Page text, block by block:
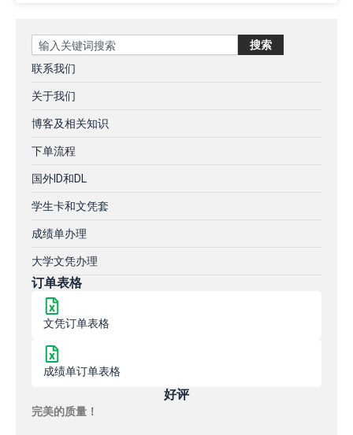
Search 搜索
联系我们
关于我们
博客及相关知识
下单流程
国外ID和DL
学生卡和文凭套
成绩单办理
大学文凭办理
订单表格
文凭订单表格
成绩单订单表格
好评
完美的质量！